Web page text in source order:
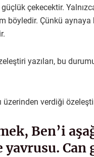
çekecektir.
böyledir. Çünkü
yazıları, bu
üzerinden verdiği
Ben’i
yavrusu.